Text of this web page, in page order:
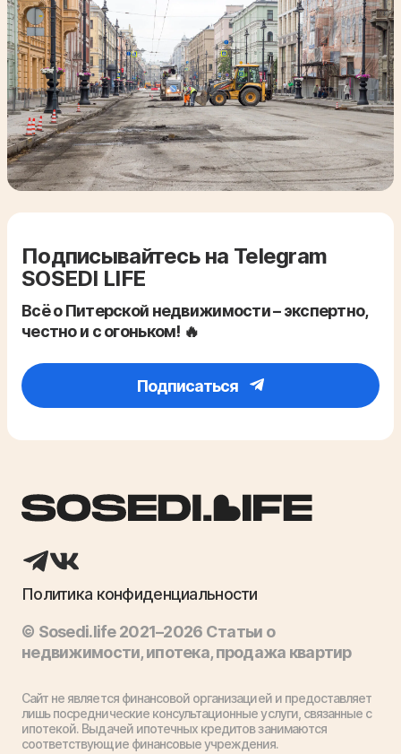
Подписывайтесь на Telegram
SOSEDI LIFE
Всё о Питерской недвижимости – экспертно,
честно и с огоньком! 🔥
Подписаться
Политика конфиденциальности
© Sosedi.life 2021–2026 Статьи о
недвижимости, ипотека, продажа квартир
Сайт не является финансовой организацией и предоставляет
лишь посреднические консультационные услуги, связанные с
ипотекой. Выдачей ипотечных кредитов занимаются
соответствующие финансовые учреждения.